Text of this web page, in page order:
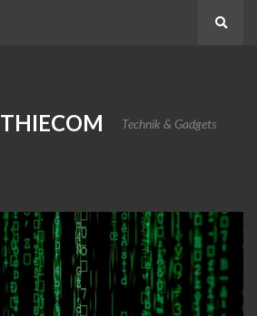
THIECOM Technik & Gadgets